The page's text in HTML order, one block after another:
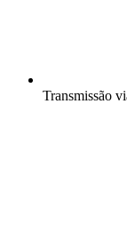
Transmissão